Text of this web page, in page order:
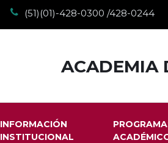
(51)(01)-428-0300 /428-0244
ACADEMIA
INFORMACIÓN
INSTITUCIONAL